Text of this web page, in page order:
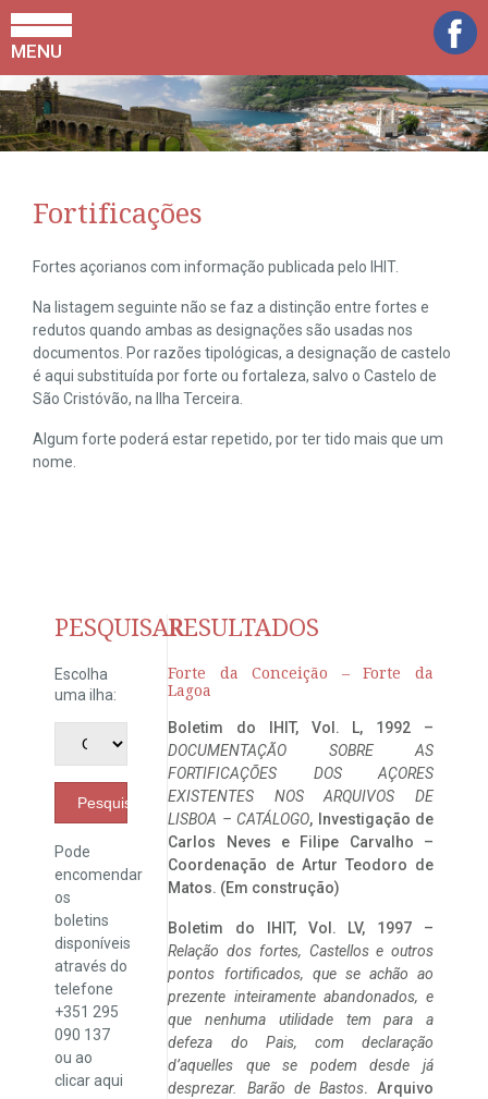
MENU
Fortificações
Fortes açorianos com informação publicada pelo IHIT.
Na listagem seguinte não se faz a distinção entre fortes e
redutos quando ambas as designações são usadas nos
documentos. Por razões tipológicas, a designação de castelo
é aqui substituída por forte ou fortaleza, salvo o Castelo de
São Cristóvão, na Ilha Terceira.
Algum forte poderá estar repetido, por ter tido mais que um
nome.
PESQUISAR
Escolha
uma ilha:
Pesquisar
Pode
encomendar
os
boletins
disponíveis
através do
telefone
+351 295
090 137
ou ao
clicaraqui
RESULTADOS
Forte da Conceição – Forte da
Lagoa
Boletim do IHIT, Vol. L, 1992 –
DOCUMENTAÇÃO SOBRE AS
FORTIFICAÇÕES DOS AÇORES
EXISTENTES NOS ARQUIVOS DE
LISBOA – CATÁLOGO, Investigação de
Carlos Neves e Filipe Carvalho –
Coordenação de Artur Teodoro de
Matos. (Em construção)
Boletim do IHIT, Vol. LV, 1997 –
Relação dos fortes, Castellos e outros
pontos fortificados, que se achão ao
prezente inteiramente abandonados, e
que nenhuma utilidade tem para a
defeza do Pais, com declaração
d’aquelles que se podem desde já
desprezar. Barão de Bastos. Arquivo